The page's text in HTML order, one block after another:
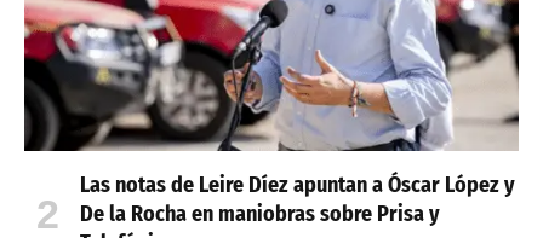
Las notas de Leire Díez apuntan a Óscar López y
De la Rocha en maniobras sobre Prisa y